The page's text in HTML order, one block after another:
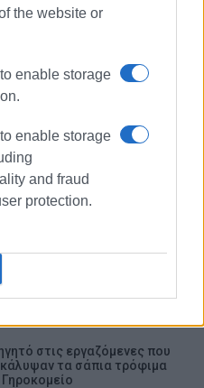
the website or
enable storage
enable storage
and fraud
protection.
ΟΜΙΛΙΑ
Μια βαθιά ανασκόπηση
στις εργαζόμενες που
τα σάπια τρόφιμα